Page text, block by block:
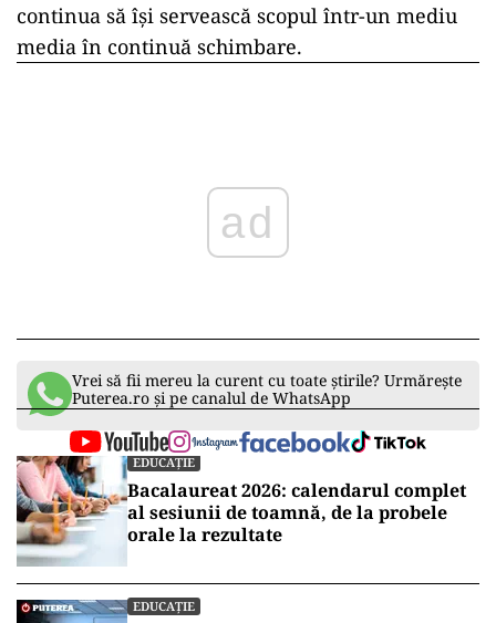
continua să își servească scopul într-un mediu
media în continuă schimbare.
ad
Vrei să fii mereu la curent cu toate știrile? Urmărește
Puterea.ro și pe canalul de WhatsApp
EDUCAȚIE
Bacalaureat 2026: calendarul complet
al sesiunii de toamnă, de la probele
orale la rezultate
EDUCAȚIE